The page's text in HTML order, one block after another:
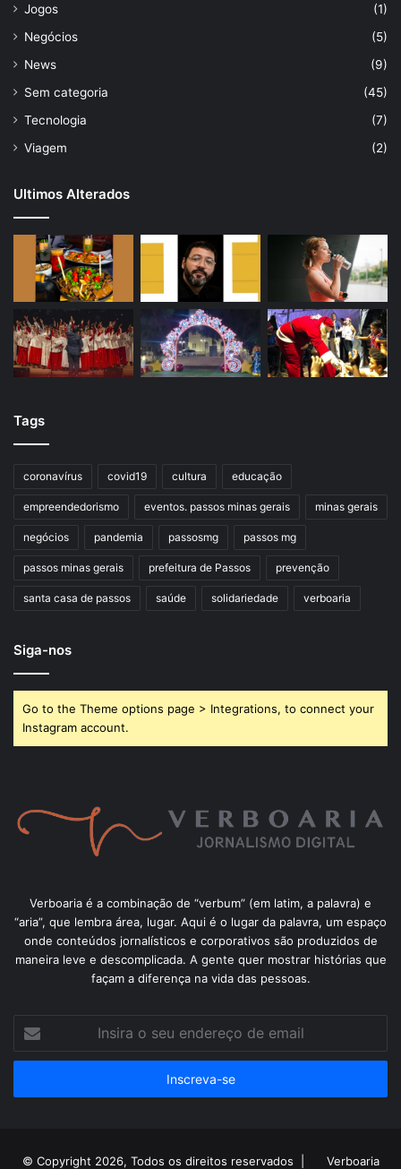
Jogos
(1)
Negócios
(5)
News
(9)
Sem categoria
(45)
Tecnologia
(7)
Viagem
(2)
Ultimos Alterados
Tags
coronavírus covid19 cultura educação
empreendedorismo eventos. passos minas gerais minas gerais
negócios pandemia passosmg passos mg
passos minas gerais prefeitura de Passos prevenção
santa casa de passos saúde solidariedade verboaria
Siga-nos
Go to the Theme options page > Integrations, to connect your
Instagram account.
Verboaria é a combinação de “verbum” (em latim, a palavra) e
“aria”, que lembra área, lugar. Aqui é o lugar da palavra, um espaço
onde conteúdos jornalísticos e corporativos são produzidos de
maneira leve e descomplicada. A gente quer mostrar histórias que
façam a diferença na vida das pessoas.
Insira
seu
de
© Copyright 2026, Todos os direitos reservados | Verboaria